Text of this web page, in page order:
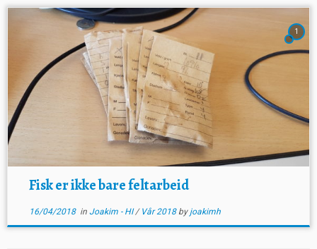
1
Fisk er ikke bare feltarbeid
16/04/2018in Joakim - HI/ Vår 2018 by joakimh